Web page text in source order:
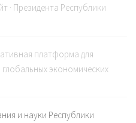
· Президента Республики
платформа для
экономических
и науки Республики